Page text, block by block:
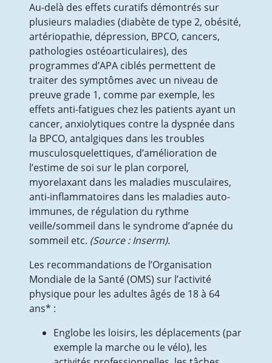
Qu’est-ce que l’APA ?
Pourquoi pratiquer de l’Activité Physique
Adaptée (APA)?
Séances individuelles ou collectives
d’activités physiques adaptées pour TOUS
Groupe de gym-équilibre sénior
Séances collectives ou individuelles pour
personnes en surpoids/ obésité (en
processus ou non de chirurgie bariatrique)
Séances collectives ou individuelles pour
personnes post-Covid 19
Inscription ou demande de renseignements
Politique qualité et RGPD
NEPALE : SOINS PALLIATIFS A DOMICILE
L’équipe
NEPALE : les actions de l’EMTA-SP
Les actions de formations
L’analyse des pratiques et éthique
Documents et liens
Documents pour tous
Documents professionnels
Partenaires de travail
Nous contacter
Recrutements
Au-delà des effets curatifs démontrés sur
plusieurs maladies (diabète de type 2, obésité,
artériopathie, dépression, BPCO, cancers,
pathologies ostéoarticulaires), des
programmes d’APA ciblés permettent de
traiter des symptômes avec un niveau de
preuve grade 1, comme par exemple, les
effets anti-fatigues chez les patients ayant un
cancer, anxiolytiques contre la dyspnée dans
la BPCO, antalgiques dans les troubles
musculosquelettiques, d’amélioration de
l’estime de soi sur le plan corporel,
myorelaxant dans les maladies musculaires,
anti-inflammatoires dans les maladies auto-
immunes, de régulation du rythme
veille/sommeil dans le syndrome d’apnée du
sommeil etc. (Source : Inserm).
Les recommandations de l’Organisation
Mondiale de la Santé (OMS) sur l’activité
physique pour les adultes âgés de 18 à 64
ans* :
Englobe les loisirs, les déplacements (par
exemple la marche ou le vélo), les